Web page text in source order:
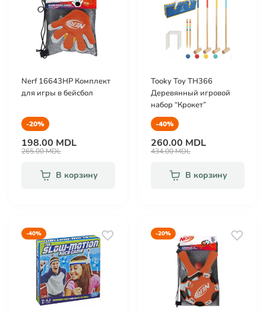
Nerf 16643HP Комплект
для игры в бейсбол
-20%
198.00 MDL
265.00 MDL
В корзину
Tooky Toy TH366
Деревянный игровой
набор “Крокет”
-40%
260.00 MDL
434.00 MDL
В корзину
-40% -20%